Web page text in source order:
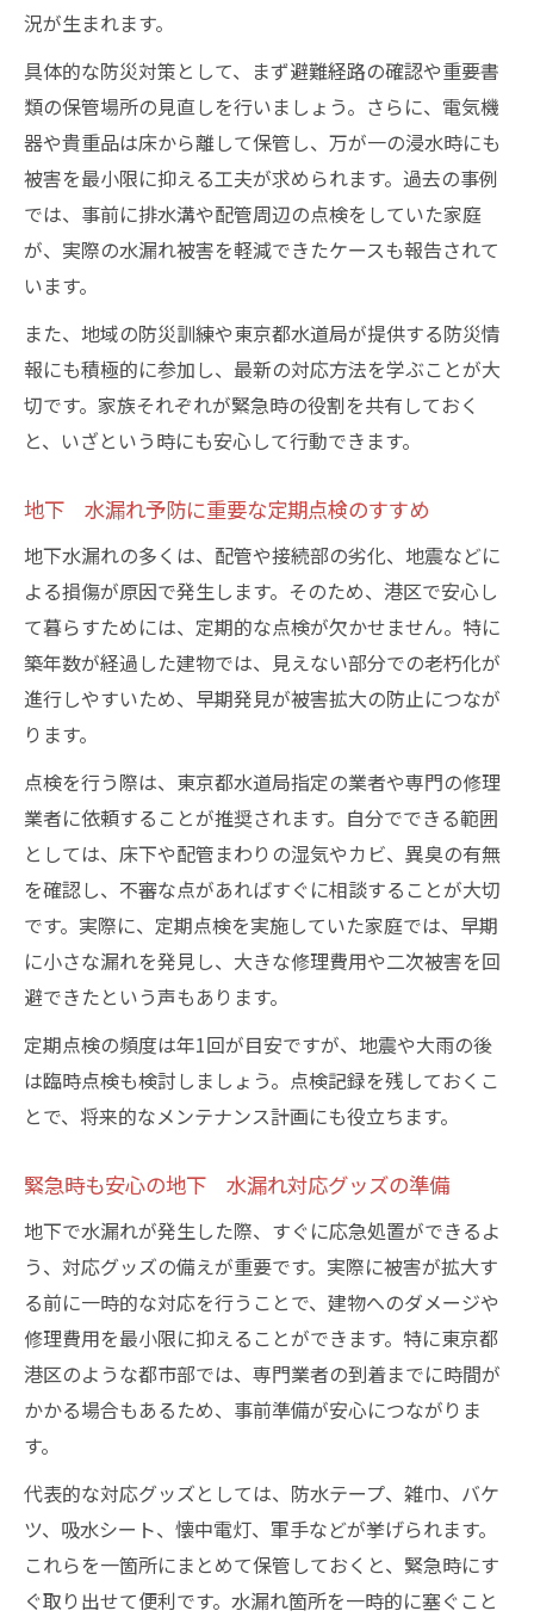
況が生まれます。
具体的な防災対策として、まず避難経路の確認や重要書
類の保管場所の見直しを行いましょう。さらに、電気機
器や貴重品は床から離して保管し、万が一の浸水時にも
被害を最小限に抑える工夫が求められます。過去の事例
では、事前に排水溝や配管周辺の点検をしていた家庭
が、実際の水漏れ被害を軽減できたケースも報告されて
います。
また、地域の防災訓練や東京都水道局が提供する防災情
報にも積極的に参加し、最新の対応方法を学ぶことが大
切です。家族それぞれが緊急時の役割を共有しておく
と、いざという時にも安心して行動できます。
地下 水漏れ予防に重要な定期点検のすすめ
地下水漏れの多くは、配管や接続部の劣化、地震などに
よる損傷が原因で発生します。そのため、港区で安心し
て暮らすためには、定期的な点検が欠かせません。特に
築年数が経過した建物では、見えない部分での老朽化が
進行しやすいため、早期発見が被害拡大の防止につなが
ります。
点検を行う際は、東京都水道局指定の業者や専門の修理
業者に依頼することが推奨されます。自分でできる範囲
としては、床下や配管まわりの湿気やカビ、異臭の有無
を確認し、不審な点があればすぐに相談することが大切
です。実際に、定期点検を実施していた家庭では、早期
に小さな漏れを発見し、大きな修理費用や二次被害を回
避できたという声もあります。
定期点検の頻度は年1回が目安ですが、地震や大雨の後
は臨時点検も検討しましょう。点検記録を残しておくこ
とで、将来的なメンテナンス計画にも役立ちます。
緊急時も安心の地下 水漏れ対応グッズの準備
地下で水漏れが発生した際、すぐに応急処置ができるよ
う、対応グッズの備えが重要です。実際に被害が拡大す
る前に一時的な対応を行うことで、建物へのダメージや
修理費用を最小限に抑えることができます。特に東京都
港区のような都市部では、専門業者の到着までに時間が
かかる場合もあるため、事前準備が安心につながりま
す。
代表的な対応グッズとしては、防水テープ、雑巾、バケ
ツ、吸水シート、懐中電灯、軍手などが挙げられます。
これらを一箇所にまとめて保管しておくと、緊急時にす
ぐ取り出せて便利です。水漏れ箇所を一時的に塞ぐこと